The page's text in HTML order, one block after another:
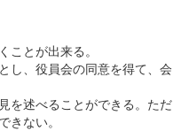
とが出来る。
し、役員会の同意を得て、会
を述べることができる。ただ
きない。